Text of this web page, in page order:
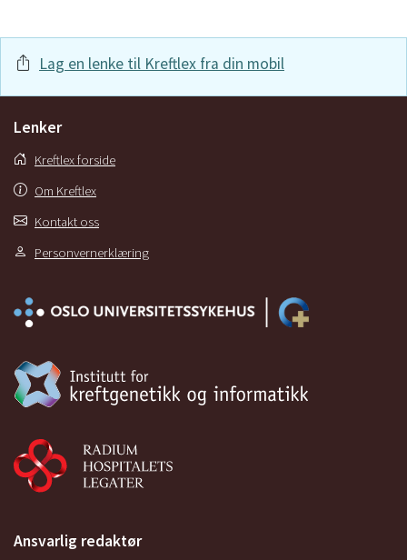
Lag en lenke til Kreftlex fra din mobil
Lenker
Kreftlex forside
Om Kreftlex
Kontakt oss
Personvernerklæring
Ansvarlig redaktør